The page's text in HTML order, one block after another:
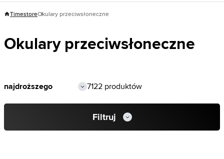
TimestoreOkulary przeciwsłoneczne
Okulary przeciwsłoneczne
7122 produktów
Filtruj